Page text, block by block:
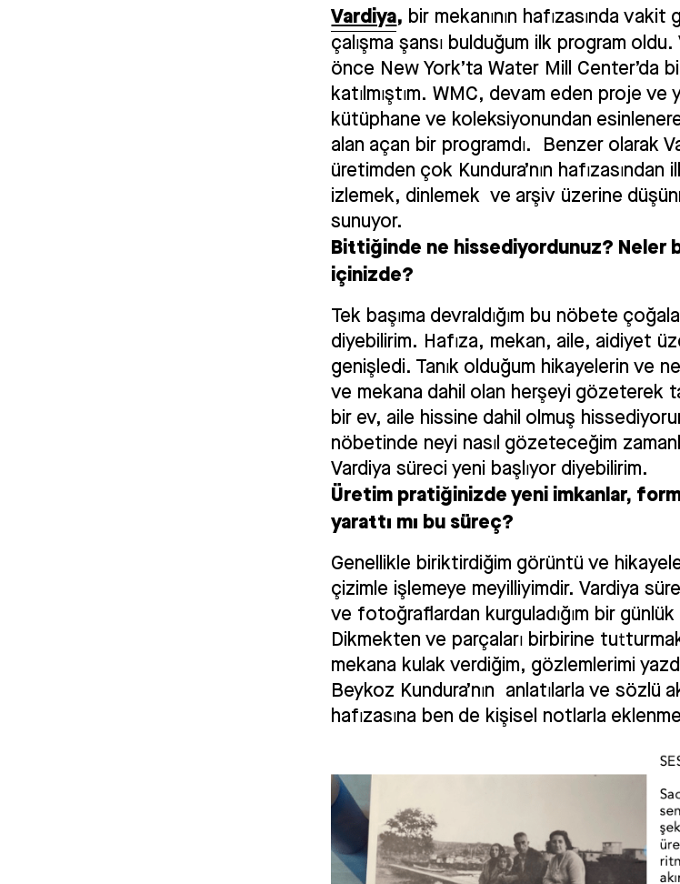
Vardiya, bir mekanının hafızasında
çalışma şansı bulduğum ilk program oldu.
önce New York’ta Water Mill Center’da
katılmıştım. WMC, devam eden proje
kütüphane ve koleksiyonundan
alan açan bir programdı. Benzer olarak
üretimden çok Kundura’nın hafızasından
izlemek, dinlemek ve arşiv üzerine
sunuyor.
Bittiğinde ne hissediyordunuz? Neler
içinizde?
Tek başıma devraldığım bu nöbete
diyebilirim. Hafıza, mekan, aile, aidiyet
genişledi. Tanık olduğum hikayelerin ve
ve mekana dahil olan herşeyi gözeterek
bir ev, aile hissine dahil olmuş
nöbetinde neyi nasıl gözeteceğim
Vardiya süreci yeni başlıyor diyebilirim.
Üretim pratiğinizde yeni imkanlar,
yarattı mı bu süreç?
Genellikle biriktirdiğim görüntü ve
çizimle işlemeye meyilliyimdir. Vardiya
ve fotoğraflardan kurguladığım bir
Dikmekten ve parçaları birbirine
mekana kulak verdiğim, gözlemlerimi
Beykoz Kundura’nın anlatılarla ve sözlü
hafızasına ben de kişisel notlarla